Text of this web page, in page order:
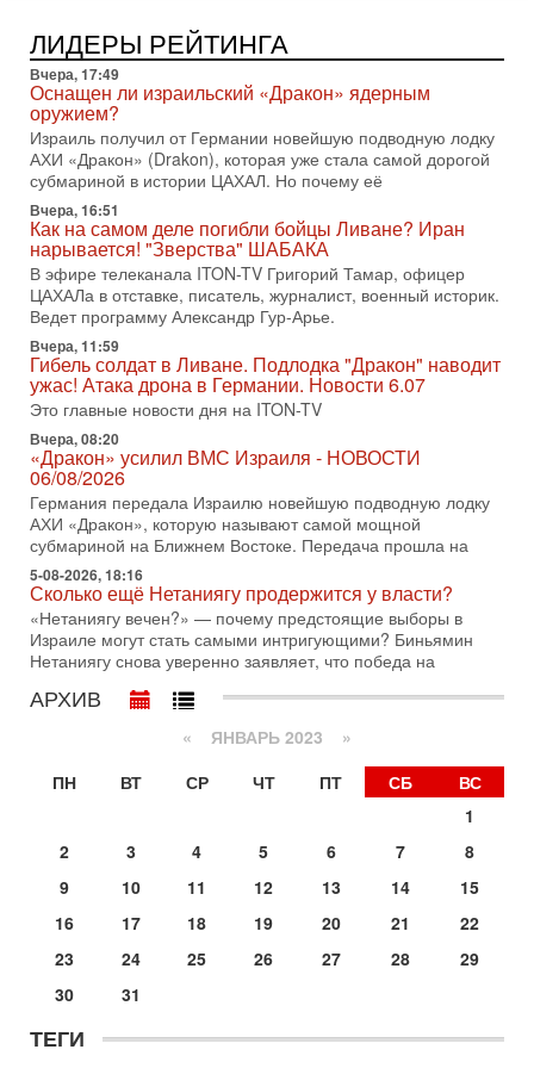
раз?
Голоса русскоязычных репатриантов не раз кардинально
меняли политический ландшафт Израиля. Достаточно
вспомнить взлет партии «Исраэль ба-алия», когда
31-07-2026, 17:00
Тайны закрытых дверей: о чём на самом деле
молчат Трамп и Нетаньяху?
Недавний визит премьер-министра Израиля Биньямина
Нетаньяху в США и его встреча с Дональдом Трампом
оставили больше вопросов, чем ответов. Полная
31-07-2026, 15:18
Иран готовит покушение на Нетаниягу! Трамп не
хочет эскалации, но КСИР готовит взрыв!
В эфире телеканала ITON-TV СЕРГЕЙ МИГДАЛЬ, эксперт
по вопросам безопасности, офицер запаса
Международного управления полиции Израиля, автор
31-07-2026, 09:02
Битва за разоружение ХАМАСа - НОВОСТИ
31/07/2026
Сегодня президент США Дональд Трамп заявил о
достижении исторического соглашения о полном
разоружении ХАМАСа и других вооруженных группировок в
Иран доведет Трампа до крайних мер? Разбор и
оценка от военного обозревателя Давида Шарпа
Ситуация вокруг противостояния Ирана и США накаляется
с каждым днем. Почему Трамп в самый последний момент
отменил решение о нанесении тяжелых ударов
30-07-2026, 16:54
Покупатель авиакомпании «Аркия» намерен
запретить полеты по субботам!
Вокруг возможной продажи авиакомпании «Аркия»
разгорается громкий конфликт.
Трамп готовит удар по Ирану - НОВОСТИ 30/07/2026
возможность масштабной военной операции против Ирана
после ракетной атаки на американскую базу в
Трамп взбешен атакой на базы! Иран играет с огнем.
Израиль меняет курс
дипломат, в прошлом - старший офицер военной разведки
АМАН, глава спецслужбы "Натив", ‎Чрезвычайный и
ЛИДЕРЫ РЕЙТИНГА
Вчера, 17:49
Оснащен ли израильский «Дракон» ядерным
оружием?
Израиль получил от Германии новейшую подводную лодку
АХИ «Дракон» (Drakon), которая уже стала самой дорогой
субмариной в истории ЦАХАЛ. Но почему её
Вчера, 16:51
Как на самом деле погибли бойцы Ливане? Иран
нарывается! "Зверства" ШАБАКА
В эфире телеканала ITON-TV Григорий Тамар, офицер
ЦАХАЛа в отставке, писатель, журналист, военный историк.
Ведет программу Александр Гур-Арье.
Вчера, 11:59
Гибель солдат в Ливане. Подлодка "Дракон" наводит
ужас! Атака дрона в Германии. Новости 6.07
Это главные новости дня на ITON-TV
Вчера, 08:20
«Дракон» усилил ВМС Израиля - НОВОСТИ
06/08/2026
Германия передала Израилю новейшую подводную лодку
АХИ «Дракон», которую называют самой мощной
субмариной на Ближнем Востоке. Передача прошла на
5-08-2026, 18:16
Сколько ещё Нетаниягу продержится у власти?
«Нетаниягу вечен?» — почему предстоящие выборы в
Израиле могут стать самыми интригующими? Биньямин
Нетаниягу снова уверенно заявляет, что победа на
АРХИВ
« ЯНВАРЬ 2023 »
ПН
ВТ СР ЧТ ПТ СБ
ВС
1
2
3 4 5 6 7
8
9
10 11 12 13 14
15
16
17 18 19 20 21
22
23
24 25 26 27 28
29
30
31
ТЕГИ